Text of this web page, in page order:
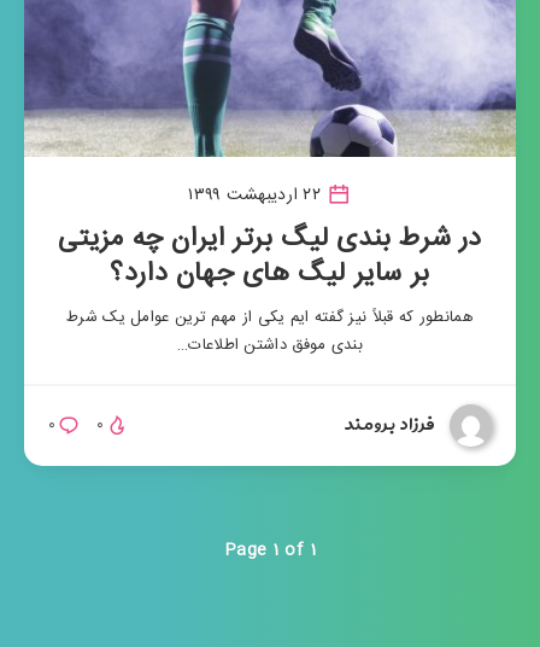
در شرط بندی لیگ برتر ایران چه مزیتی
بر سایر لیگ های جهان دارد؟
همانطور که قبلاً نیز گفته ایم یکی از مهم ترین عوامل یک شرط
بندی موفق داشتن اطلاعات…
فرزاد برومند ۰ ۰
Page 1 of 1